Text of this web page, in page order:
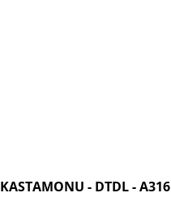
KASTAMONU - DTDL - A316